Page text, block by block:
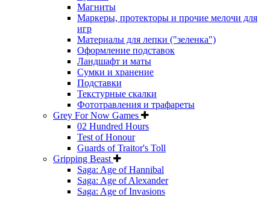
Магниты
Маркеры, протекторы и прочие мелочи для
игр
Материалы для лепки ("зеленка")
Оформление подставок
Ландшафт и маты
Сумки и хранение
Подставки
Текстурные скалки
Фототравления и трафареты
Grey For Now Games
02 Hundred Hours
Test of Honour
Guards of Traitor's Toll
Gripping Beast
Saga: Age of Hannibal
Saga: Age of Alexander
Saga: Age of Invasions